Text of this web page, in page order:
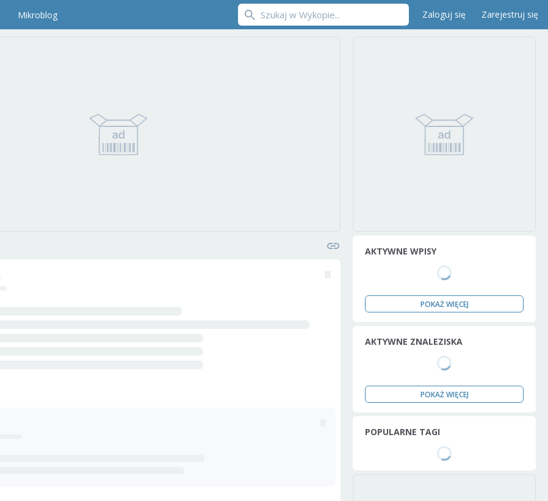
Mikroblog Zaloguj się Zarejestruj się
AKTYWNE WPISY
POKAŻ WIĘCEJ
AKTYWNE ZNALEZISKA
POKAŻ WIĘCEJ
POPULARNE TAGI